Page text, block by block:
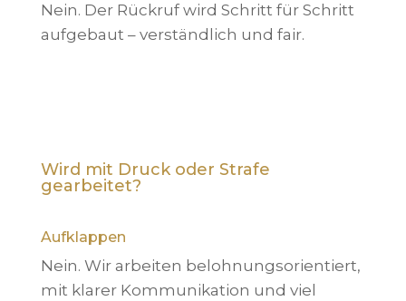
Nein. Der Rückruf wird Schritt für Schritt
aufgebaut – verständlich und fair.
Wird mit Druck oder Strafe
gearbeitet?
Aufklappen
Nein. Wir arbeiten belohnungsorientiert,
mit klarer Kommunikation und viel